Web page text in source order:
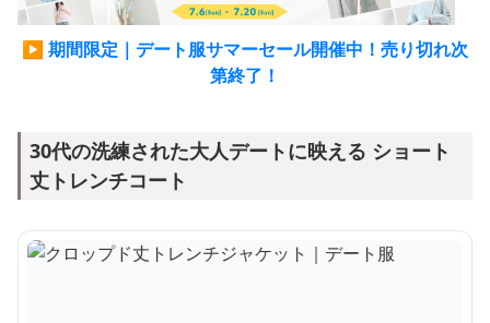
▶ 期間限定｜デート服サマーセール開催中！売り切れ次
第終了！
30代の洗練された大人デートに映える ショート
丈トレンチコート